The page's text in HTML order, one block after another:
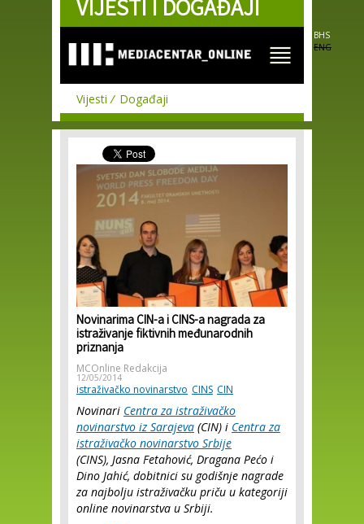
Skip to
main
VIJESTI I DOGAĐAJI
BHS
ENG
Vijesti Događaji
Novinarima CIN-a i CINS-a nagrada za
istraživanje fiktivnih međunarodnih
priznanja
MCOnline Redakcija
12/05/2014
istraživačko novinarstvo CINS CIN
Novinari Centra za istraživačko
novinarstvo iz Sarajeva (CIN) i Centra za
istraživačko novinarstvo Srbije
(CINS), Jasna Fetahović, Dragana Pećo i
Dino Jahić, dobitnici su godišnje nagrade
za najbolju istraživačku priču u kategoriji
online novinarstva u Srbiji.